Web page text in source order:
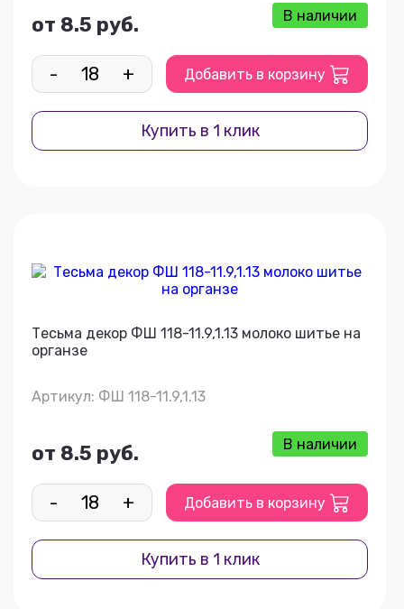
от 8.5 руб. В наличии
- + Добавить в корзину
Купить в 1 клик
Тесьма декор ФШ 118-11.9,1.13 молоко шитье на
органзе
Артикул: ФШ 118-11.9,1.13
от 8.5 руб. В наличии
- + Добавить в корзину
Купить в 1 клик